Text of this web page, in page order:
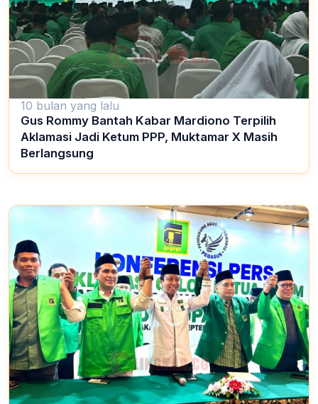
10 bulan yang lalu
Gus Rommy Bantah Kabar Mardiono Terpilih
Aklamasi Jadi Ketum PPP, Muktamar X Masih
Berlangsung